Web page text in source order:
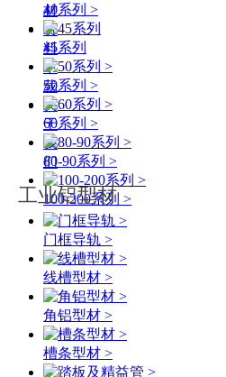
材
资
料
下
载
关
于
我
们
40系列 >
45系列
50系列 >
60系列 >
80-90系列 >
100-200系列 >
工业铝型材
门框导轨 >
线槽型材 >
角铝型材 >
槽条型材 >